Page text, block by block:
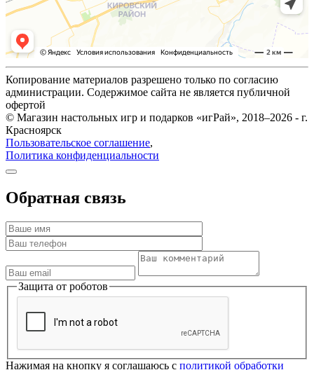
Копирование материалов разрешено только по согласию
администрации. Содержимое сайта не является публичной
офертой
© Магазин настольных игр и подарков «игРай», 2018–2026 - г.
Красноярск
Пользовательское соглашение,
Политика конфиденциальности
Обратная связь
Защита от роботов
Нажимая на кнопку я соглашаюсь с политикой обработки